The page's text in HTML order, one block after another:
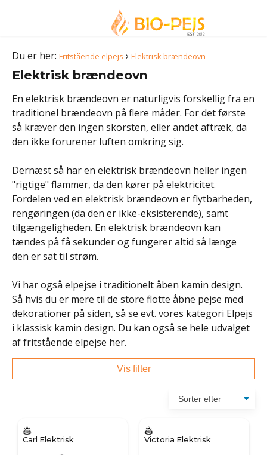
Du er her: Fritstående elpejs › Elektrisk brændeovn
Elektrisk brændeovn
En elektrisk brændeovn er naturligvis forskellig fra en
traditionel brændeovn på flere måder. For det første
så kræver den ingen skorsten, eller andet aftræk, da
den ikke forurener luften omkring sig.
Dernæst så har en elektrisk brændeovn heller ingen
"rigtige" flammer, da den kører på elektricitet.
Fordelen ved en elektrisk brændeovn er flytbarheden,
rengøringen (da den er ikke-eksisterende), samt
tilgængeligheden. En elektrisk brændeovn kan
tændes på få sekunder og fungerer altid så længe
den er sat til strøm.
Vi har også elpejse i traditionelt åben kamin design.
Så hvis du er mere til de store flotte åbne pejse med
dekorationer på siden, så se evt. vores kategori Elpejs
i klassisk kamin design. Du kan også se hele udvalget
af fritstående elpejse her.
Vis filter
Carl Elektrisk Victoria Elektrisk